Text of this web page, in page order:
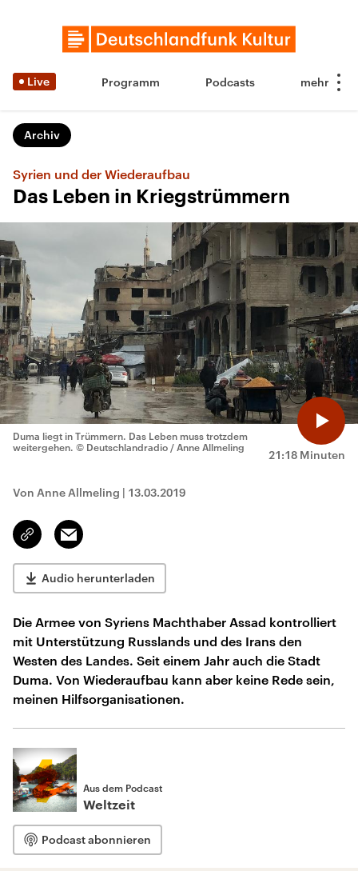
Live Programm Podcasts
Archiv
Syrien und der Wiederaufbau
Das Leben in Kriegstrümmern
21:18 Minuten
Duma liegt in Trümmern. Das Leben muss trotzdem
weitergehen. © Deutschlandradio / Anne Allmeling
Von Anne Allmeling | 13.03.2019
Link
kopieren/teilen
Email
Audio herunterladen
Die Armee von Syriens Machthaber Assad kontrolliert
mit Unterstützung Russlands und des Irans den
Westen des Landes. Seit einem Jahr auch die Stadt
Duma. Von Wiederaufbau kann aber keine Rede sein,
meinen Hilfsorganisationen.
Aus dem Podcast
Weltzeit
Podcast abonnieren